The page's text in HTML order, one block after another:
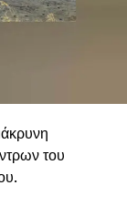
του